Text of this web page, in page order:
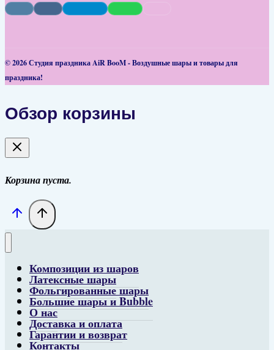
© 2026 Студия праздника AiR BooM - Воздушные шары и товары для
праздника!
Обзор корзины
Корзина пуста.
Композиции из шаров
Латексные шары
Фольгированные шары
Большие шары и Bubble
О нас
Доставка и оплата
Гарантии и возврат
Контакты